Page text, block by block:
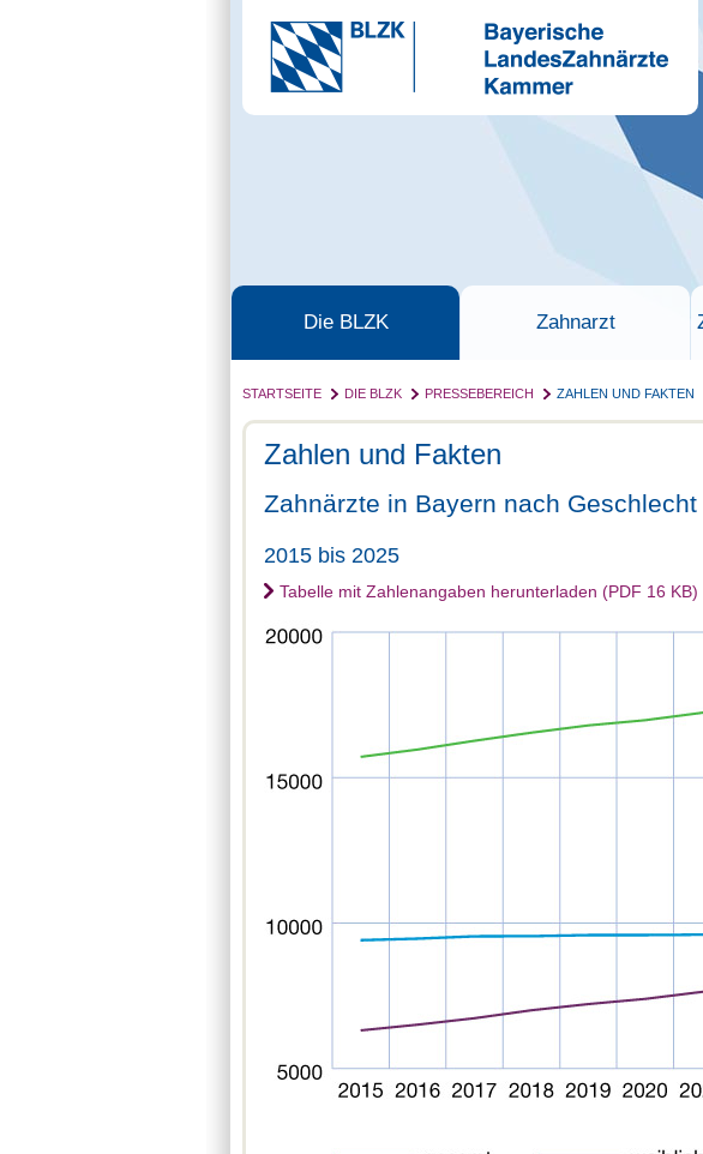
Die BLZK Zahnarzt
STARTSEITE DIE BLZK PRESSEBEREICH ZAHLEN UND FAKTEN
Zahlen und Fakten
Zahnärzte in Bayern nach Geschlecht
2015 bis 2025
Tabelle mit Zahlenangaben herunterladen (PDF 16 KB)